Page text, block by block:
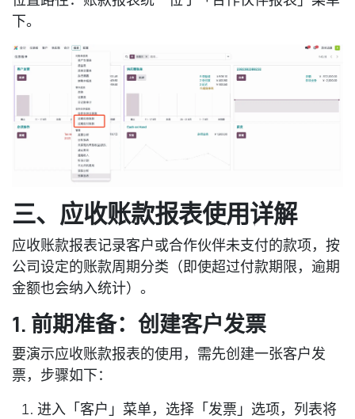
下。
三、应收账款报表使用详解
应收账款报表记录客户或合作伙伴未支付的款项，按
公司设定的账款周期分类（即使超过付款期限，逾期
金额也会纳入统计）。
1. 前期准备：创建客户发票
要演示应收账款报表的使用，需先创建一张客户发
票，步骤如下：
进入「客户」菜单，选择「发票」选项，列表将